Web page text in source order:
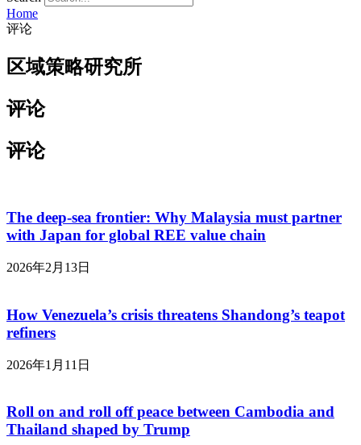
Home
评论
区域策略研究所
评论
评论
The deep-sea frontier: Why Malaysia must partner
with Japan for global REE value chain
2026年2月13日
How Venezuela’s crisis threatens Shandong’s teapot
refiners
2026年1月11日
Roll on and roll off peace between Cambodia and
Thailand shaped by Trump